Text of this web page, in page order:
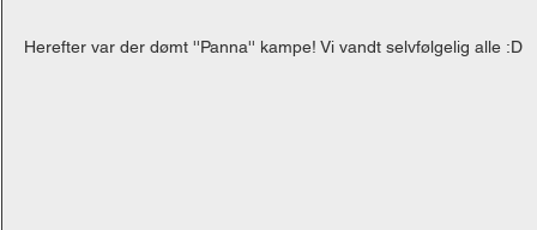
Herefter var der dømt ''Panna'' kampe! Vi vandt selvfølgelig alle :D